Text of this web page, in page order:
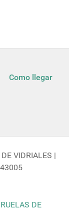
Como llegar
VIDRIALES |
DE